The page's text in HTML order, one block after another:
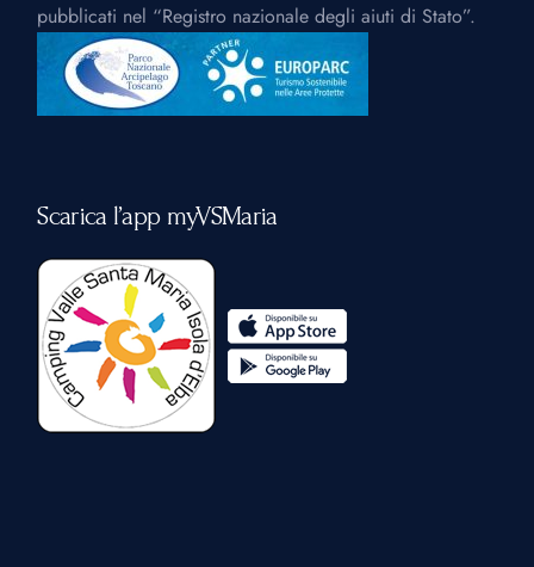
pubblicati nel “Registro nazionale degli aiuti di Stato”.
Scarica l’app myVSMaria